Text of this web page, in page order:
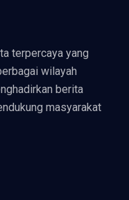
terpercaya yang
wilayah
berita
masyarakat